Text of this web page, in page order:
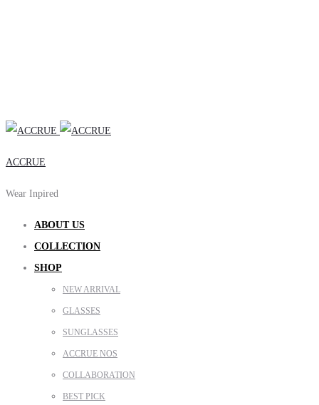
ACCRUE
Wear Inpired
ABOUT US
COLLECTION
SHOP
NEW ARRIVAL
GLASSES
SUNGLASSES
ACCRUE NOS
COLLABORATION
BEST PICK